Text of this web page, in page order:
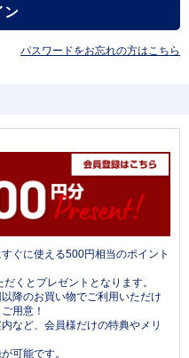
パスワードをお忘れの方はこちら
ぐに使える500円相当のポイント
くとプレゼントとなります。
降のお買い物でご利用いただけ
用意！
など、会員様だけの特典やメリ
可能です。